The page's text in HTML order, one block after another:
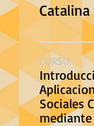
Catalina
CURSO:
Sociales